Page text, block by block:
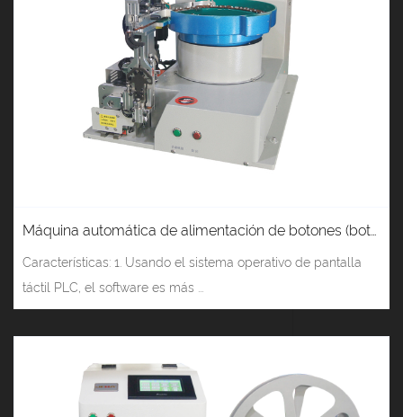
Máquina automática de alimentación de botones (botón vertical) Tipo de motor JM-917
Características: 1. Usando el sistema operativo de pantalla
táctil PLC, el software es más ...